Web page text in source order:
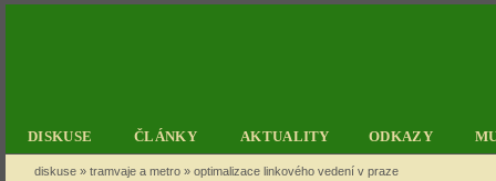
DISKUSE ČLÁNKY AKTUALITY ODKAZY
diskuse » tramvaje a metro » optimalizace linkového vedení v praze